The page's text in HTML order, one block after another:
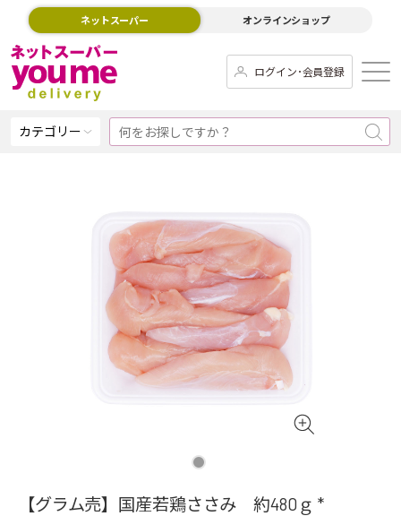
ネットスーパー オンラインショップ
ログイン･会員登録
カテゴリー
【グラム売】国産若鶏ささみ 約480ｇ *